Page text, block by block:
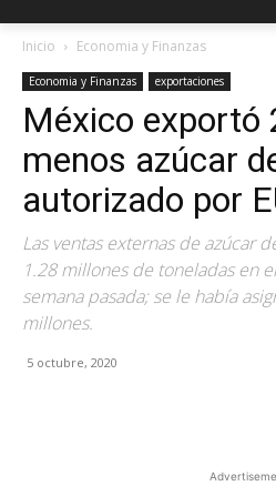
Inicio Economia y Finanzas
Economia y Finanzas exportaciones
México exportó
menos azúcar
autorizado por
Las ventas externas de azúcar
1.28 millones de toneladas en
semana pasada; se le había
millones.
5 octubre, 2020